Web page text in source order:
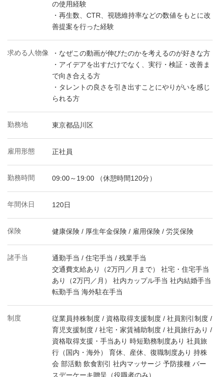
の使用経験
・再生数、CTR、視聴維持率などの数値をもとに改
善提案を行った経験
求める人物像
・なぜこの動画が伸びたのかを考えるのが好きな方
・アイデアを出すだけでなく、実行・検証・改善ま
で向き合える方
・タレントの良さを引き出すことにやりがいを感じ
られる方
勤務地 東京都品川区
雇用形態 正社員
勤務時間 09:00～19:00 （休憩時間120分）
年間休日 120日
保険 健康保険 / 厚生年金保険 / 雇用保険 / 労災保険
諸手当
通勤手当 / 住宅手当 / 残業手当
交通費支給あり（2万円／月まで） 社宅・住宅手当
あり（2万円／月） 社内カップル手当 社内結婚手当
転勤手当 海外駐在手当
制度
従業員持株制度 / 資格取得支援制度 / 社員割引制度 /
育児支援制度 / 社宅・家賃補助制度 / 社員旅行あり /
資格取得支援・手当あり 時短勤務制度あり 社員旅
行（国内・海外） 育休、産休、復職制度あり 持株
会 部活動 飲食割引 社内マッサージ 予防接種 バー
スデーケーキ贈呈（役職者のみ）